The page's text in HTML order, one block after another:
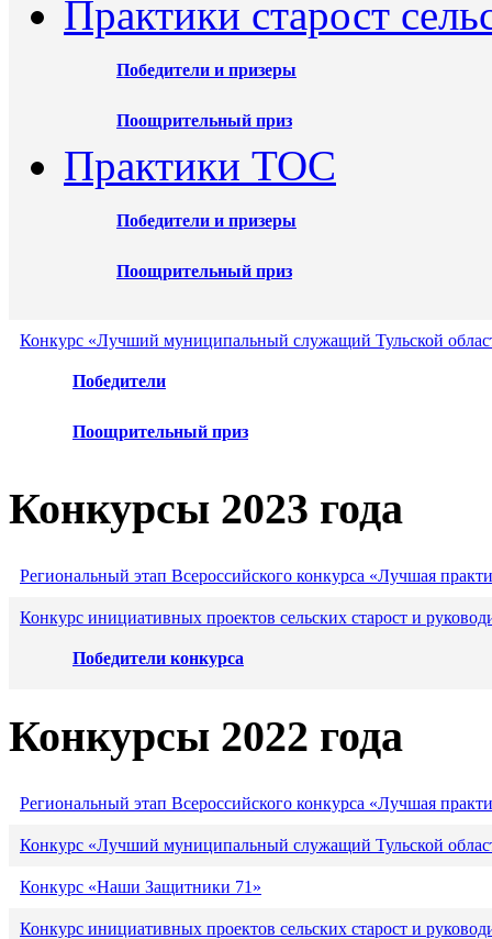
Практики старост
Победители и призеры
Поощрительный приз
Практики ТОС
Победители и призеры
Поощрительный приз
Конкурс «Лучший муниципальный служащий Тульской
Победители
Поощрительный приз
Конкурсы 2023 года
Региональный этап Всероссийского конкурса «Лучшая
Конкурс инициативных проектов сельских старост и
Победители конкурса
Конкурсы 2022 года
Региональный этап Всероссийского конкурса «Лучшая
Конкурс «Лучший муниципальный служащий Тульской
Конкурс «Наши Защитники 71»
Конкурс инициативных проектов сельских старост и